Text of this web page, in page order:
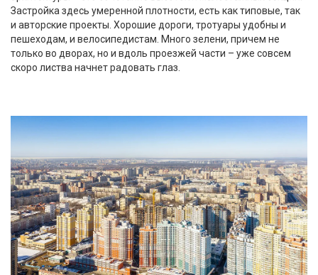
Застройка здесь умеренной плотности, есть как типовые, так
и авторские проекты. Хорошие дороги, тротуары удобны и
пешеходам, и велосипедистам. Много зелени, причем не
только во дворах, но и вдоль проезжей части – уже совсем
скоро листва начнет радовать глаз.